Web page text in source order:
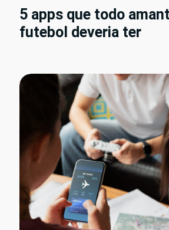
5 apps que todo
futebol deveria ter